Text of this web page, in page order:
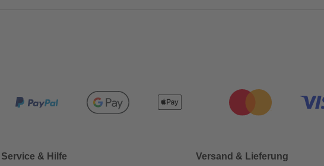
Service & Hilfe Versand & Lieferung